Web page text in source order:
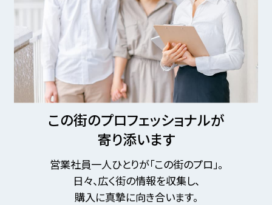
この街のプロフェッショナルが
寄り添います
営業社員一人ひとりが「この街のプロ」。
日々、広く街の情報を収集し、
購入に真摯に向き合います。